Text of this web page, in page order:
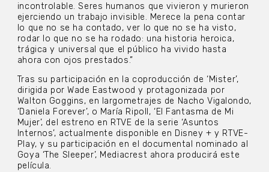
incontrolable. Seres humanos que vivieron y murieron
ejerciendo un trabajo invisible. Merece la pena contar
lo que no se ha contado, ver lo que no se ha visto,
rodar lo que no se ha rodado: una historia heroica,
trágica y universal que el público ha vivido hasta
ahora con ojos prestados.”
Tras su participación en la coproducción de ‘Mister’,
dirigida por Wade Eastwood y protagonizada por
Walton Goggins, en largometrajes de Nacho Vigalondo,
‘Daniela Forever’, o María Ripoll, ‘El Fantasma de Mi
Mujer’, del estreno en RTVE de la serie ‘Asuntos
Internos’, actualmente disponible en Disney + y RTVE-
Play, y su participación en el documental nominado al
Goya ‘The Sleeper’, Mediacrest ahora producirá este
película.